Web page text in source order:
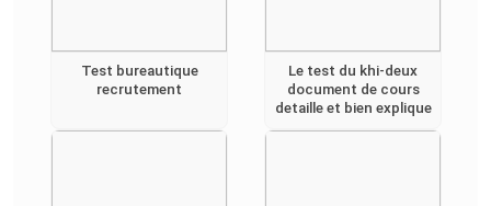
Test bureautique
recrutement
Le test du khi-deux
document de cours
detaille et bien explique